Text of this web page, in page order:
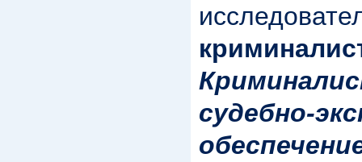
судебно-